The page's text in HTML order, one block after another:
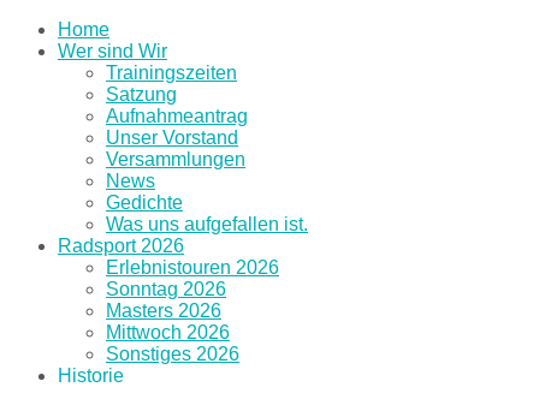
Home
Wer sind Wir
Trainingszeiten
Satzung
Aufnahmeantrag
Unser Vorstand
Versammlungen
News
Gedichte
Was uns aufgefallen ist.
Radsport 2026
Erlebnistouren 2026
Sonntag 2026
Masters 2026
Mittwoch 2026
Sonstiges 2026
Historie